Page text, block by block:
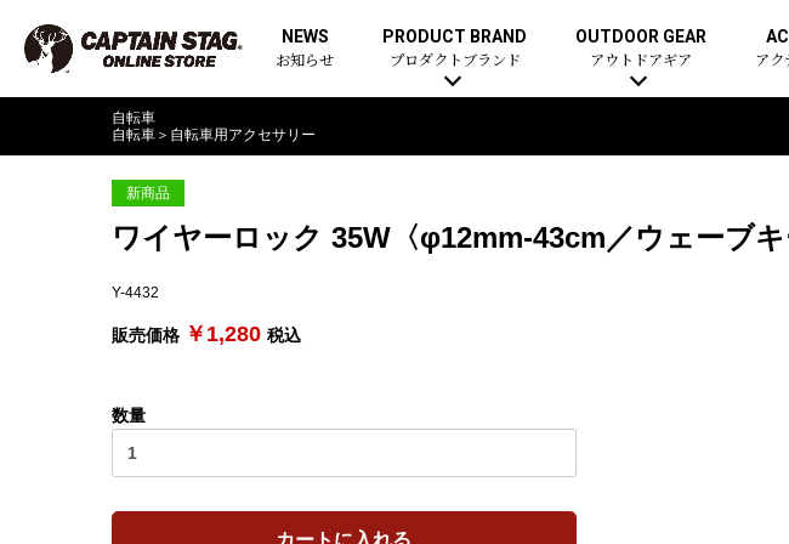
NEWS
お知らせ
PRODUCT BRAND
プロダクトブランド
OUTDOOR GEAR
アウトドアギア アク
自転車
自転車 ＞ 自転車用アクセサリー
新商品
ワイヤーロック 35W〈φ12mm-43cm／ウェーブ
Y-4432
販売価格 ￥1,280 税込
数量